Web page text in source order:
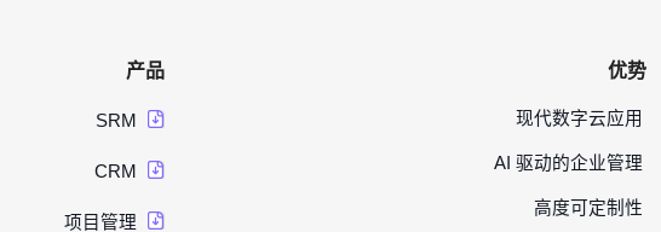
产品
SRM
CRM
项目管理
优势
现代数字云应用
AI 驱动的企业管理
高度可定制性